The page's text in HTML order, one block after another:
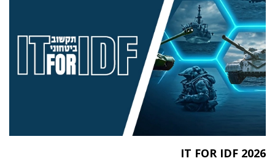
IT FOR IDF 2026